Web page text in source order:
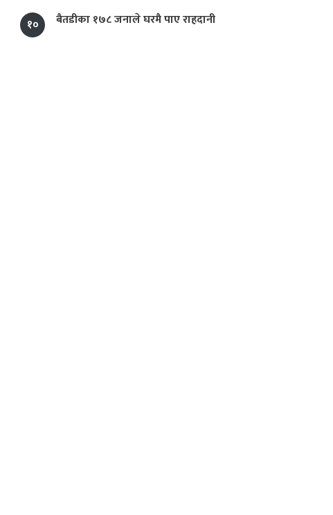
१० बैतडीका १७८ जनाले घरमै पाए राहदानी